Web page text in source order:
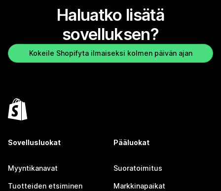
Haluatko lisätä
sovelluksen?
Kokeile Shopifyta ilmaiseksi kolmen päivän ajan
Sovellusluokat
Myyntikanavat
Tuotteiden etsiminen
Pääluokat
Suoratoimitus
Markkinapaikat